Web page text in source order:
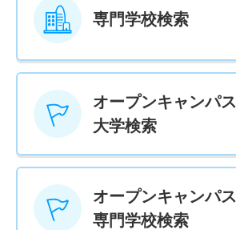
専門学校検索
オープンキャンパス
大学検索
オープンキャンパス
専門学校検索